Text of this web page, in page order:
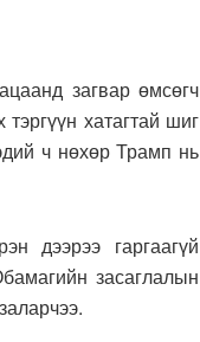
загвар өмсөгч
хатагтай шиг
ч нөхөр Трамп нь
дээрээ гаргаагүй
засаглалын